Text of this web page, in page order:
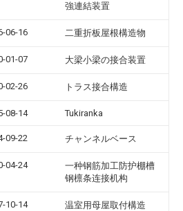
強連結装置
06-16 二重折板屋根構造物
01-07 大梁小梁の接合装置
02-26 トラス接合構造
08-14 Tukiranka
09-22 チャンネルベース
04-24
一种钢筋加工防护棚槽
钢檩条连接机构
10-14 温室用母屋取付構造